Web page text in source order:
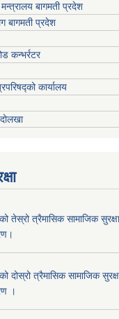
मन्त्रालय बागमती प्रदेश
बागमती प्रदेश
कन्भर्रटर
कार्यालय
त्रैमासिक सामाजिक सुरक्षा
त्रैमासिक सामाजिक
।